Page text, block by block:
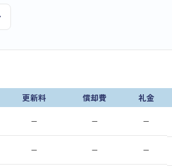
更新料 償却費 礼金
− − −
− − −